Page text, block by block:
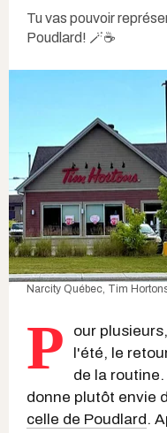
Tu vas pouvoir
Poudlard! 🪄☕
Narcity Québec, Tim
P
our
l'été, le
de la
donne plutôt envie
celle de Poudlard .